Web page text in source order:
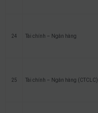
24 Tài chính – Ngân hàng
25 Tài chính – Ngân hàng (CTCLC)